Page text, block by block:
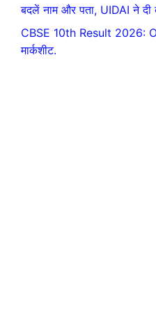
बदलें नाम और पता, UIDAI ने दी
CBSE 10th Result 2026:
मार्कशीट.